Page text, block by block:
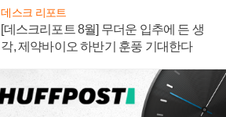
데스크 리포트
[데스크리포트 8월] 무더운 입추에 든 생
각, 제약바이오 하반기 훈풍 기대한다